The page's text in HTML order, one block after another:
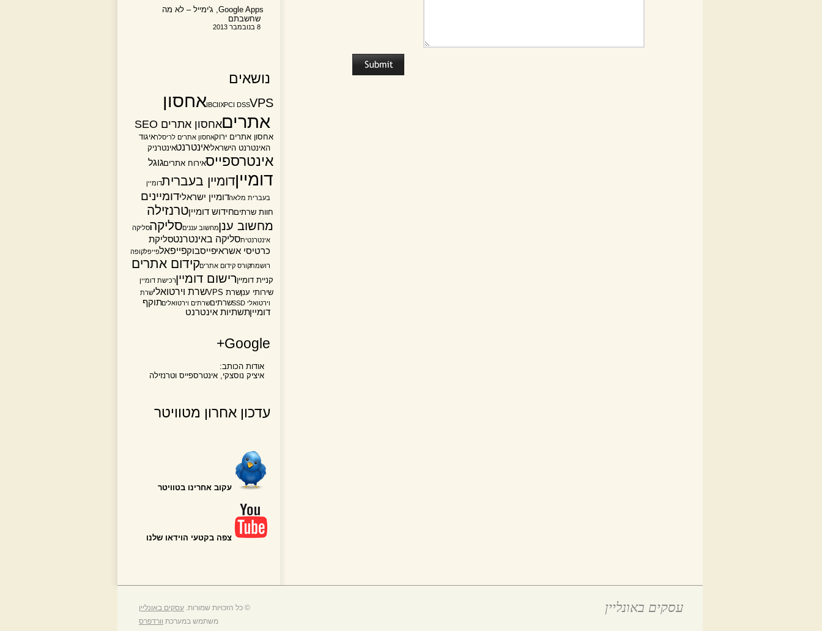
Google Apps, ג'ימייל – לא מה
שחשבתם
8 בנובמבר 2013
נושאים
IBCIIXPCI DSSVPS
אחסון
אתריםאחסון אתרים SEO
אחסון אתרים ירוקאחסון אתרים לריסלראיגוד
האינטרנט הישראליאינטרנטאינטרניק
אינטרספייסאירוח אתריםגוגל
דומייןדומיין בעבריתדומיין
בעברית מלאהדומיין ישראלידומיינים
חוות שרתיםחידוש דומייןטרנזילה
מחשוב ענןמחשוב ענניםסליקהסליקה
אינטרנטיתסליקה באינטרנטסליקת
כרטיסי אשראיפייסבוקפייפאלפייפלקופה
רושמתקורס קידום אתריםקידום אתרים
קניית דומייןרישום דומייןרכישת דומיין
שירותי ענןשרת VPS שרת וירטואלישרת
וירטואלי SSD
שרתיםשרתים וירטואליםתוקף
דומייןתשתיות אינטרנט
Google+
אודות הכותב:
איציק נוסצקי, אינטרספייס וטרנזילה
עדכון אחרון מטוויטר
עקוב אחרינו בטוויטר
צפה בקטעי הוידאו שלנו
עסקים באונליין © כל הזכויות שמורות. עסקים באונליין
משתמש במערכת וורדפרס